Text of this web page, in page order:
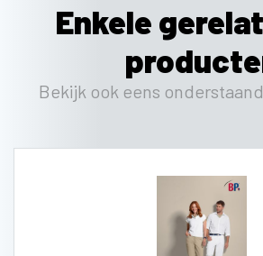
Enkele
Bekijk ook eens